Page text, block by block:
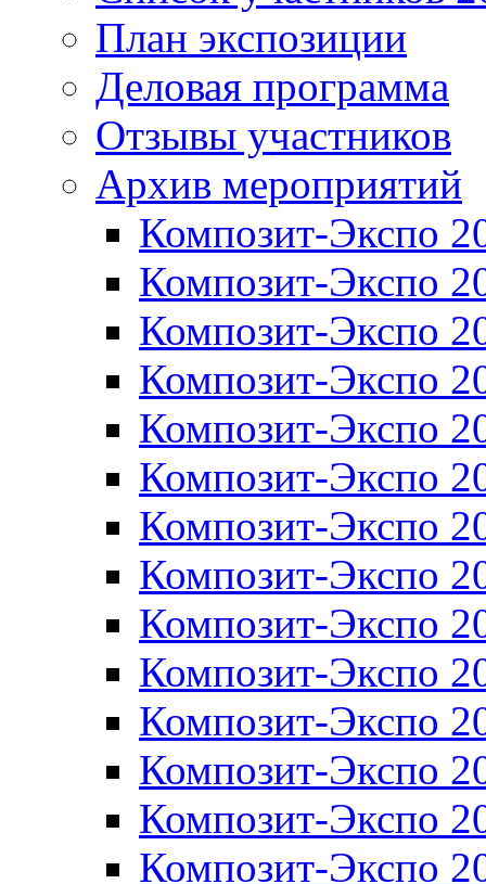
План экспозиции
Деловая программа
Отзывы участников
Архив мероприятий
Композит-Экспо
Композит-Экспо
Композит-Экспо
Композит-Экспо
Композит-Экспо
Композит-Экспо
Композит-Экспо
Композит-Экспо
Композит-Экспо
Композит-Экспо
Композит-Экспо
Композит-Экспо
Композит-Экспо
Композит-Экспо